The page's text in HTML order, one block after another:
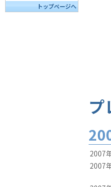
トップページへ
プ
2007
2007